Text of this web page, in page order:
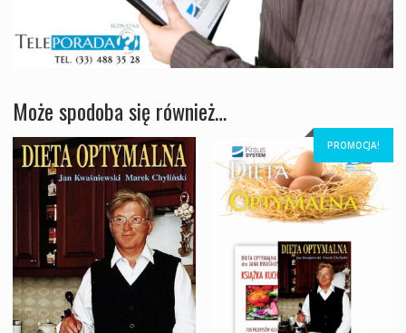
Może spodoba się również…
PROMOCJA!